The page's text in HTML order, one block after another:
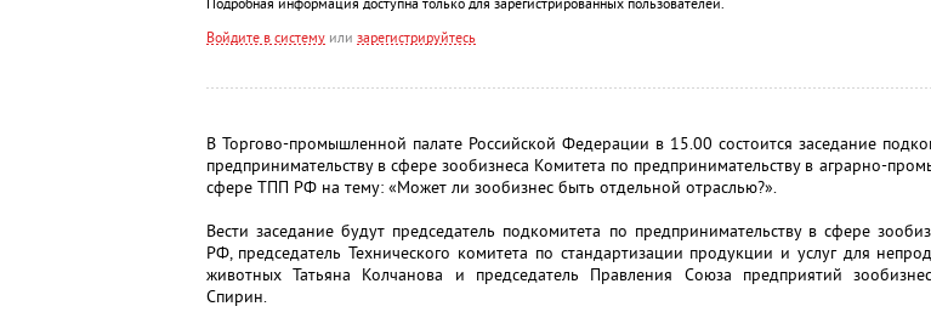
Подробная информация доступна только для зарегистрированных пользователей.
Войдите в системуили зарегистрируйтесь
В Торгово-промышленной палате Российской Федерации в 15.00 состоится заседание
предпринимательству в сфере зообизнеса Комитета по предпринимательству в аграрно-
сфере ТПП РФ на тему: «Может ли зообизнес быть отдельной отраслью?».
Вести заседание будут председатель подкомитета по предпринимательству в сфере
РФ, председатель Технического комитета по стандартизации продукции и услуг для
животных Татьяна Колчанова и председатель Правления Союза предприятий
Спирин.